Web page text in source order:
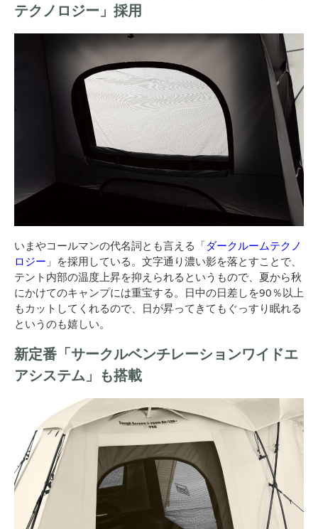
テクノロジー」採用
いまやコールマンの代名詞とも言える「ダークルームテクノ
ロジー 」を採用している。文字通り濃い影を落とすことで、
テント内部の温度上昇を抑えられるというもので、夏から秋
にかけてのキャンプには重宝する。日中の日差しを90％以上
もカットしてくれるので、日が昇ってきてもぐっすり眠れる
というのも嬉しい。
新定番「サークルベンチレーションワイドエ
アシステム」も搭載